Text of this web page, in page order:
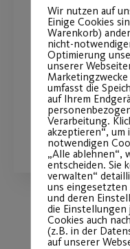
Fit und
Stärken Sie
Körper.
Wir nutzen auf
Einige Cookies
Warenkorb)
nicht-
Optimierung
unserer
umfasst die
auf Ihrem
Verarbeitung.
akzeptieren“, um
notwendigen
„Alle ablehnen“,
entscheiden. Sie
verwalten“
uns
und deren
die
Cookies auch
(z.B. in der
auf unserer